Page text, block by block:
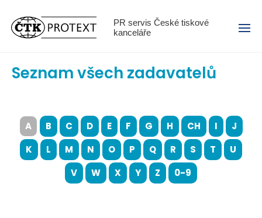
PR servis České tiskové
kanceláře
Menu
Seznam všech zadavatelů
A B C D E F G H CH I
J
K
L M N O P Q R S T
U
V
W X Y Z 0-9